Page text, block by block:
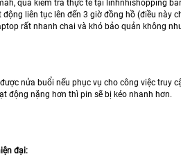
qua kiểm tra thực tế tại linhnhishopping
liên tục lên đến 3 giờ đồng hồ (điều này
rất nhanh chai và khó bảo quản không
nửa buổi nếu phục vụ cho công việc truy
động nặng hơn thì pin sẽ bị kéo nhanh hơn.
đại: